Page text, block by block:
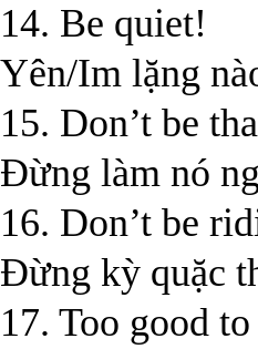
14. Be quiet!
Yên/Im lặng
15. Don’t be
Đừng làm nó
16. Don’t be
Đừng kỳ quặc
17. Too good